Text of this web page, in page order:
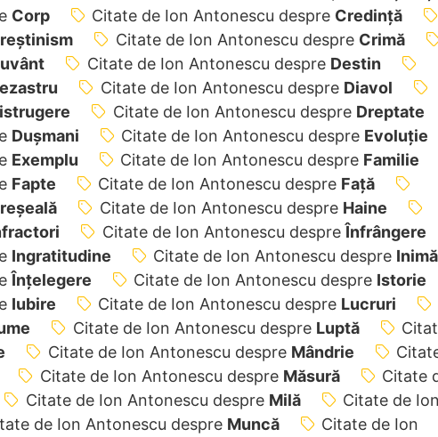
Corp Citate de Ion Antonescu despre Credință
Citate de Ion Antonescu despre Crimă
Citate de Ion Antonescu despre Destin
Citate de Ion Antonescu despre Diavol
Citate de Ion Antonescu despre Dreptate
Dușmani Citate de Ion Antonescu despre Evoluție
Exemplu Citate de Ion Antonescu despre Familie
Fapte Citate de Ion Antonescu despre Față
Citate de Ion Antonescu despre Haine
Citate de Ion Antonescu despre Înfrângere
Ingratitudine Citate de Ion Antonescu despre Inimă
Înțelegere Citate de Ion Antonescu despre Istorie
Iubire Citate de Ion Antonescu despre Lucruri
Citate de Ion Antonescu despre Luptă
Citate de Ion Antonescu despre Mândrie
Citate de Ion Antonescu despre Măsură
Citate
Citate de Ion Antonescu despre Milă
Citate de Ion
de Ion Antonescu despre Muncă
Citate de Ion